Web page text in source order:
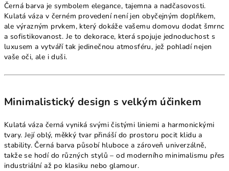
Černá barva je symbolem elegance, tajemna a nadčasovosti.
Kulatá váza v černém provedení není jen obyčejným doplňkem,
ale výrazným prvkem, který dokáže vašemu domovu dodat šmrnc
a sofistikovanost. Je to dekorace, která spojuje jednoduchost s
luxusem a vytváří tak jedinečnou atmosféru, jež pohladí nejen
vaše oči, ale i duši.
Minimalistický design s velkým účinkem
Kulatá váza černá vyniká svými čistými liniemi a harmonickými
tvary. Její oblý, měkký tvar přináší do prostoru pocit klidu a
stability. Černá barva působí hluboce a zároveň univerzálně,
takže se hodí do různých stylů – od moderního minimalismu přes
industriální až po klasiku nebo glamour.